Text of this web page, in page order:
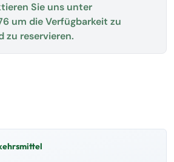
Sie uns unter
um die Verfügbarkeit zu
zu reservieren.